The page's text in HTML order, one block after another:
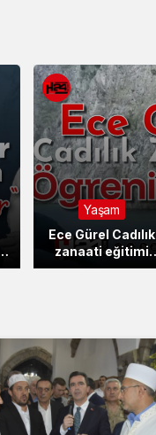
Türkiye
Polat hakkında ev
hapsi kararı